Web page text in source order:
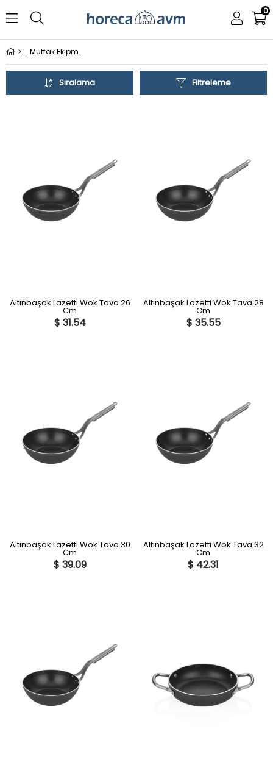
0
Mutfak Ekipmanları
Filtreleme
Sıralama
Altınbaşak Lazetti Wok Tava 26
Cm
$ 31.54
Altınbaşak Lazetti Wok Tava 28
Cm
$ 35.55
Altınbaşak Lazetti Wok Tava 30
Cm
$ 39.09
Altınbaşak Lazetti Wok Tava 32
Cm
$ 42.31